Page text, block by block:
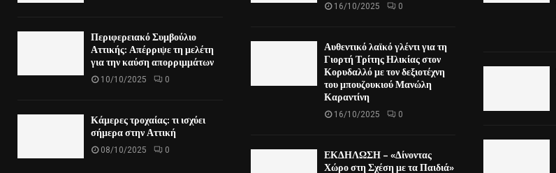
Περιφερειακό Συμβούλιο
Αττικής: Απέρριψε τη μελέτη
για την καύση απορριμμάτων
10/10/2025 0
Κάμερες τροχαίας: τι ισχύει
σήμερα στην Αττική
08/10/2025 0
16/10/2025 0
Αυθεντικό λαϊκό γλέντι για τη
Γιορτή Τρίτης Ηλικίας στον
Κορυδαλλό με τον δεξιοτέχνη
του μπουζουκιού Μανώλη
Καραντίνη
16/10/2025 0
ΕΚΔΗΛΩΣΗ – «Δίνοντας
Χώρο στη Σχέση με τα Παιδιά»